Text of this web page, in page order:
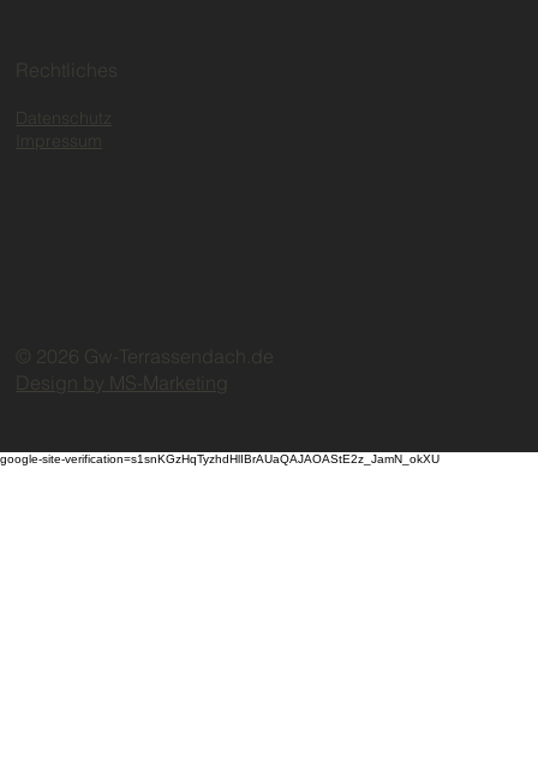
Rechtliches
Datenschutz
Impressum
© 2026 Gw-Terrassendach.de
Design by MS-Marketing
google-site-verification=s1snKGzHqTyzhdHlIBrAUaQAJAOAStE2z_JamN_okXU